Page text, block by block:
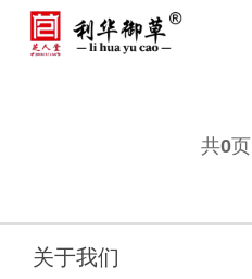
共0页
关于我们